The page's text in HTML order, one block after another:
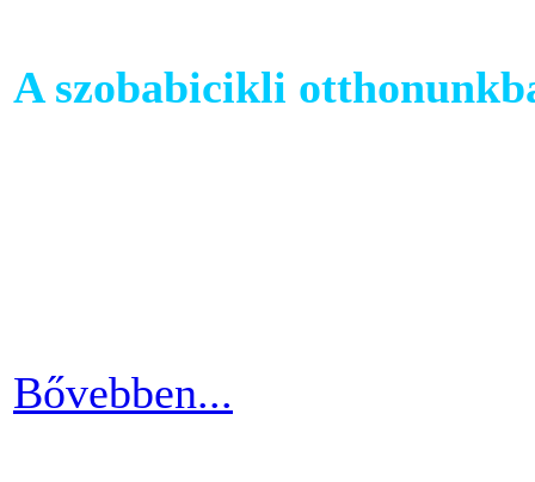
A szobabicikli
Bővebben...